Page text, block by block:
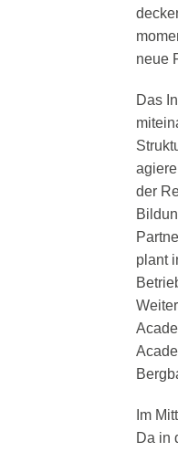
neue
Das
der
plant
Im
Da in